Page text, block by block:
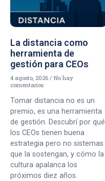
La distancia como
herramienta de
gestión para CEOs
4 agosto, 2026
No hay
comentarios
Tomar distancia no es un
premio, es una herramienta
de gestión. Descubrí por qué
los CEOs tienen buena
estrategia pero no sistemas
que la sostengan, y cómo la
cultura apalanca los
próximos diez años.